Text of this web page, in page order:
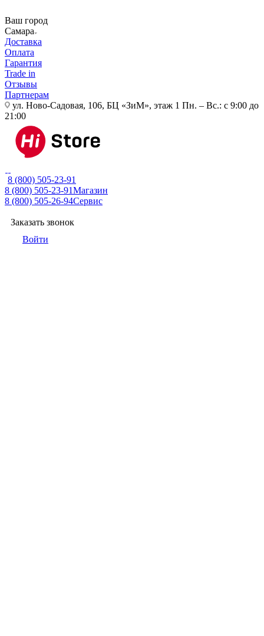
Ваш город
Самара
Доставка
Оплата
Гарантия
Trade in
Отзывы
Партнерам
ул. Ново-Садовая, 106, БЦ «ЗиМ», этаж 1 Пн. – Вс.: с 9:00 до
21:00
8 (800) 505-23-91
8 (800) 505-23-91Магазин
8 (800) 505-26-94Сервис
Заказать звонок
Войти